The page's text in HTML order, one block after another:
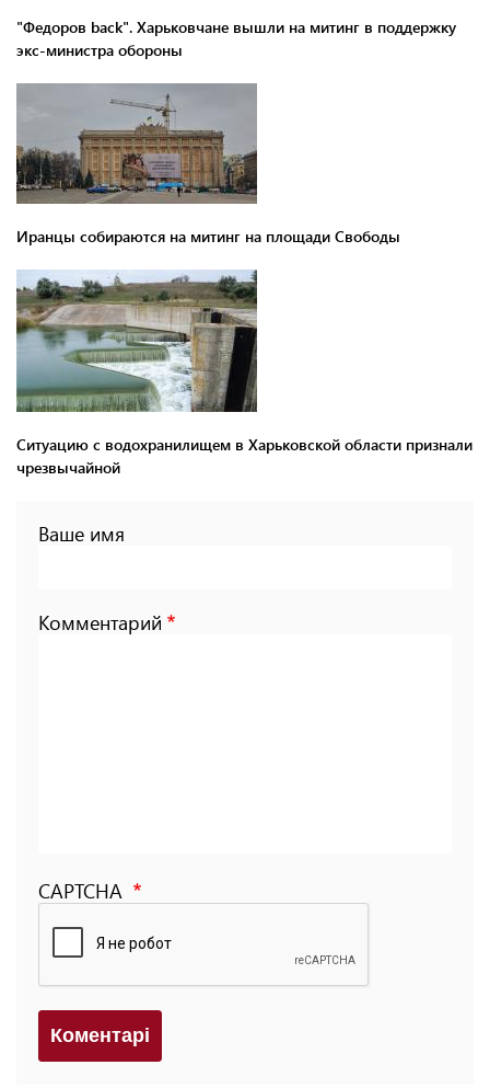
"Федоров back". Харьковчане вышли на митинг в поддержку
экс-министра обороны
Иранцы собираются на митинг на площади Свободы
Ситуацию с водохранилищем в Харьковской области признали
чрезвычайной
Ваше имя
Комментарий
CAPTCHA
Коментарi